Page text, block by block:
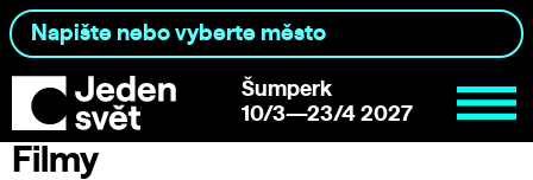
Šumperk
10/3—23/4 2027
Filmy